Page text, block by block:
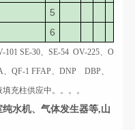
5
6
101 SE-30、SE-54 OV-225、O
QF-1 FFAP、DNP DBP、
充柱供应中。。。。
水机、气体发生器等,山